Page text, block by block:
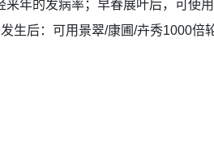
来年的发病率；早春展叶后，可使
生后：可用景翠/康圃/卉秀1000倍